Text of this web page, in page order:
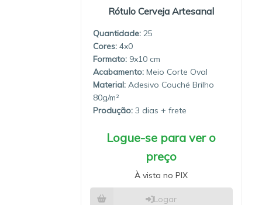
Rótulo Cerveja Artesanal
Quantidade: 25
4x0
9x10
Meio Corte Oval
Material: Adesivo Couché Brilho
80g/m²
Produção: 3 dias
Logue-se para ver o
preço
À vista no PIX
Logar